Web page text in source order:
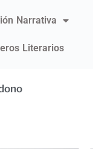
Narrativa
Literarios